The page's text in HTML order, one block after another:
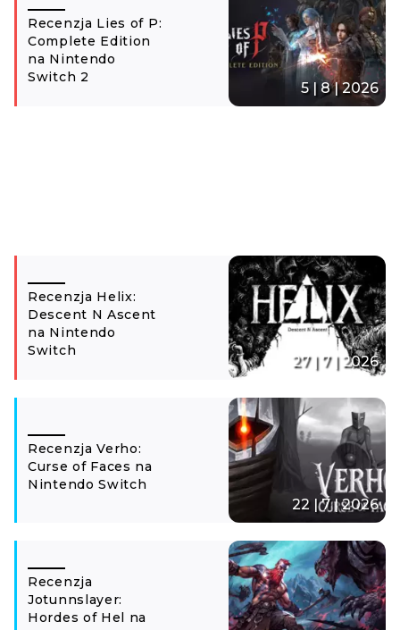
Recenzja Lies of P:
Complete Edition
na Nintendo
Switch 2
5 | 8 | 2026
Recenzja Helix:
Descent N Ascent
na Nintendo
Switch
27 | 7 | 2026
Recenzja Verho:
Curse of Faces na
Nintendo Switch
22 | 7 | 2026
Recenzja
Jotunnslayer:
Hordes of Hel na